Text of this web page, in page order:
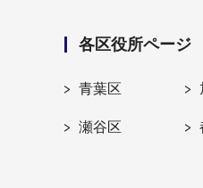
各区役所ページ
青葉区
瀬谷区